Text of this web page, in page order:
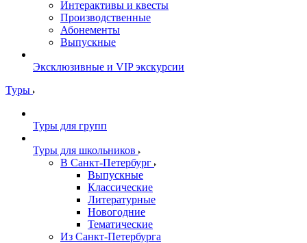
Интерактивы и квесты
Производственные
Абонементы
Выпускные
Эксклюзивные и VIP экскурсии
Туры
Туры для групп
Туры для школьников
В Санкт-Петербург
Выпускные
Классические
Литературные
Новогодние
Тематические
Из Санкт-Петербурга